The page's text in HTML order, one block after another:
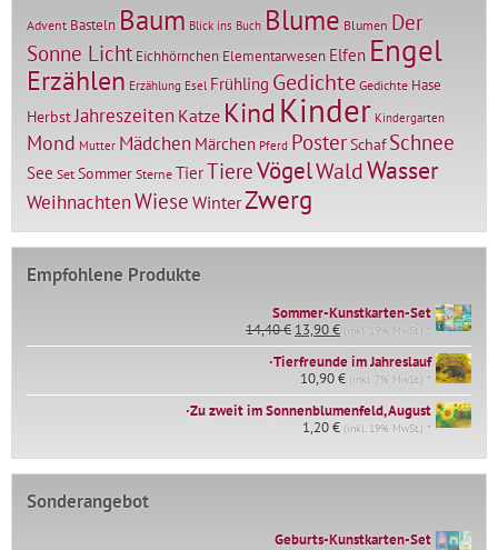
Advent Basteln Baum Blick ins Buch Blume Blumen Der
Sonne Licht Eichhörnchen Elementarwesen Elfen Engel
Erzählen Erzählung Esel Frühling Gedichte Gedichte Hase
HerbstJahreszeitenKatze KindKinder Kindergarten
Mond Mutter Mädchen Märchen Pferd PosterSchaf Schnee
See Set Sommer Sterne TierTiereVögelWaldWasser
WeihnachtenWiese WinterZwerg
Empfohlene Produkte
Sommer-Kunstkarten-Set
14,40€ Ursprünglicher
Preis
war:
14,40 €
13,90€Aktueller
Preis
ist:
13,90 €.
(inkl. 19% MwSt.) *
∙Tierfreunde im Jahreslauf
10,90€ (inkl. 7% MwSt.) *
∙Zu zweit im Sonnenblumenfeld, August
1,20€ (inkl. 19% MwSt.) *
Sonderangebot
Geburts-Kunstkarten-Set